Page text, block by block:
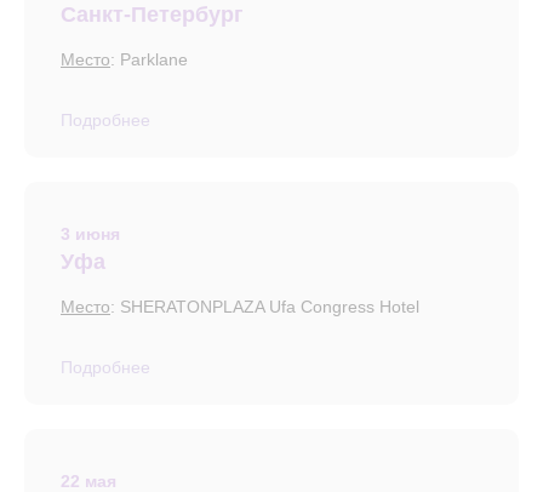
Санкт-Петербург
Место: Parklane
Подробнее
3 июня
Уфа
Место: SHERATONPLAZA Ufa Congress Hotel
Подробнее
22 мая